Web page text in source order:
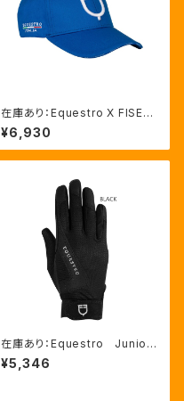
在庫あり：Equestro X FISE
ベースボールキャップ 3色（LF
ETU03003）
¥6,930
在庫あり：Equestro Junior
ユニセックス グローブ2色
（ETK00003）
¥5,346